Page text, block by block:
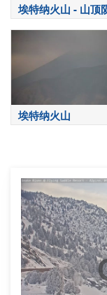
埃特纳火山 - 山顶
埃特纳火山